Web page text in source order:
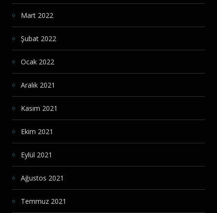
Mart 2022
Şubat 2022
Ocak 2022
Aralık 2021
Kasım 2021
Ekim 2021
Eylül 2021
Ağustos 2021
Temmuz 2021